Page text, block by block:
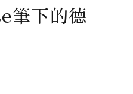
下的德